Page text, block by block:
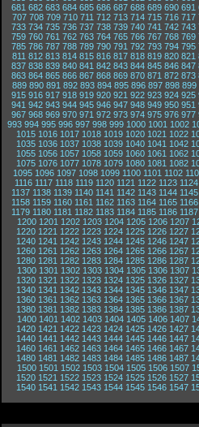
681 682 683 684 685 686 687 688 689 690 691
707 708 709 710 711 712 713 714 715 716 717
733 734 735 736 737 738 739 740 741 742 743
759 760 761 762 763 764 765 766 767 768 769
785 786 787 788 789 790 791 792 793 794 795
811 812 813 814 815 816 817 818 819 820 821
837 838 839 840 841 842 843 844 845 846 847
863 864 865 866 867 868 869 870 871 872 873
889 890 891 892 893 894 895 896 897 898 899
915 916 917 918 919 920 921 922 923 924 925
941 942 943 944 945 946 947 948 949 950 951
967 968 969 970 971 972 973 974 975 976 977
993 994 995 996 997 998 999 1000 1001 1002
1015 1016 1017 1018 1019 1020 1021 1022
1035 1036 1037 1038 1039 1040 1041 1042
1055 1056 1057 1058 1059 1060 1061 1062
1075 1076 1077 1078 1079 1080 1081 1082
1095 1096 1097 1098 1099 1100 1101 1102
1116 1117 1118 1119 1120 1121 1122 1123 1124
1137 1138 1139 1140 1141 1142 1143 1144 1145
1158 1159 1160 1161 1162 1163 1164 1165 1166
1179 1180 1181 1182 1183 1184 1185 1186 1187
1200 1201 1202 1203 1204 1205 1206 1207
1220 1221 1222 1223 1224 1225 1226 1227
1240 1241 1242 1243 1244 1245 1246 1247
1260 1261 1262 1263 1264 1265 1266 1267
1280 1281 1282 1283 1284 1285 1286 1287
1300 1301 1302 1303 1304 1305 1306 1307
1320 1321 1322 1323 1324 1325 1326 1327
1340 1341 1342 1343 1344 1345 1346 1347
1360 1361 1362 1363 1364 1365 1366 1367
1380 1381 1382 1383 1384 1385 1386 1387
1400 1401 1402 1403 1404 1405 1406 1407
1420 1421 1422 1423 1424 1425 1426 1427
1440 1441 1442 1443 1444 1445 1446 1447
1460 1461 1462 1463 1464 1465 1466 1467
1480 1481 1482 1483 1484 1485 1486 1487
1500 1501 1502 1503 1504 1505 1506 1507
1520 1521 1522 1523 1524 1525 1526 1527
1540 1541 1542 1543 1544 1545 1546 1547